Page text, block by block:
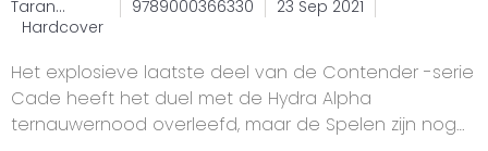
Taran
Matharu
9789000366330
23 Sep 2021
Hardcover
Het explosieve laatste deel van de Contender -serie
Cade heeft het duel met de Hydra Alpha
ternauwernood overleefd, maar de Spelen zijn nog